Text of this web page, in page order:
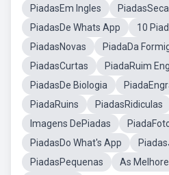
PiadasEm Ingles
PiadasDe Whats App
10
PiadasNovas
PiadaDa
PiadasCurtas
PiadaRuim
PiadasDe Biologia
PiadaRuins
PiadasRidiculas
Imagens DePiadas
PiadasDo What's App
PiadasPequenas
As